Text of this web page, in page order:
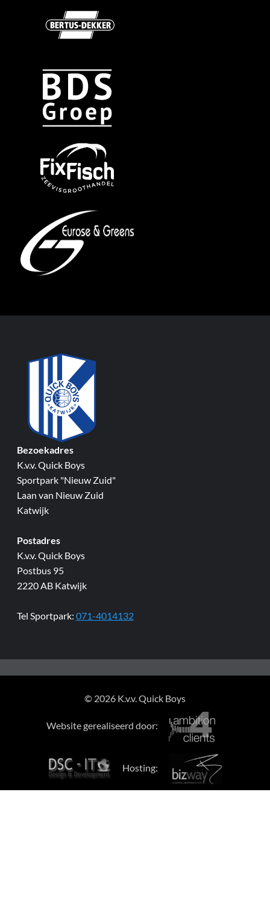
Bezoekadres
K.v.v. Quick Boys
Sportpark "Nieuw Zuid"
Laan van Nieuw Zuid
Katwijk
Postadres
K.v.v. Quick Boys
Postbus 95
2220 AB Katwijk
Tel Sportpark: 071-4014132
© 2026 K.v.v. Quick Boys
Website gerealiseerd door:
Hosting: